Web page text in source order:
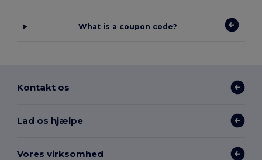
What is a coupon code?
Kontakt os
Lad os hjælpe
Vores virksomhed